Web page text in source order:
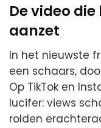
De video
aanzet
In het nieuwste
een schaars,
Op TikTok en
lucifer: views
rolden